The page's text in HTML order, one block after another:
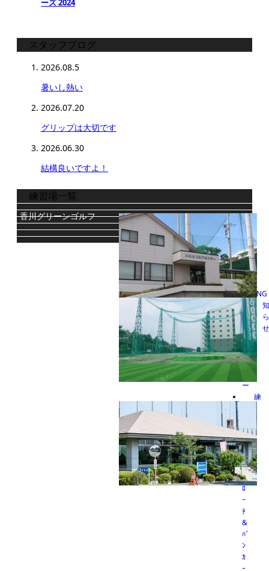
ーズ 2024
スタッフブログ
2026.08.5
暑いし熱い
2026.07.20
グリップは大切です
2026.06.30
結構良いですよ！
練習場一覧
香川グリーンゴルフ
ING
ゴ
ル
フ
ア
カ
デ
ー
練
料
金
表
ｱ
ﾌﾟ
ﾛ
ｰ
ﾁ
&
ﾊﾞ
ﾝ
ｶ
ｰ
知
ら
せ